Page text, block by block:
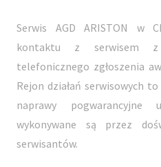
Serwis AGD ARISTON w
kontaktu z serwisem
telefonicznego zgłoszenia
Rejon działań serwisowych
naprawy pogwarancyjne
wykonywane są przez
serwisantów.